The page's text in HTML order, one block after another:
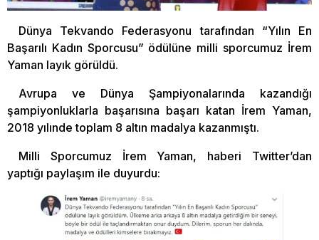
Dünya Tekvando Federasyonu tarafından “Yılın En
Başarılı Kadın Sporcusu” ödülüne milli sporcumuz İrem
Yaman layık görüldü.
Avrupa ve Dünya Şampiyonalarında kazandığı
şampiyonluklarla başarısına başarı katan İrem Yaman,
2018 yılınde toplam 8 altın madalya kazanmıştı.
Milli Sporcumuz İrem Yaman, haberi Twitter’dan
yaptığı paylaşım ile duyurdu: